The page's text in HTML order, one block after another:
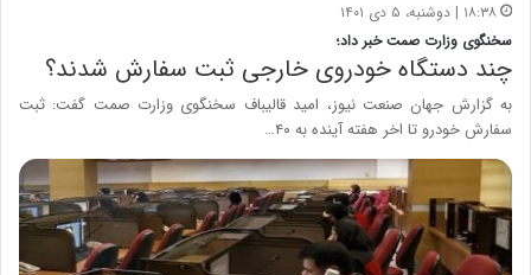
۱۸:۳۸ | دوشنبه، ۵ دی ۱۴۰۱
سخنگوی وزارت صمت خبر داد؛
چند دستگاه خودروی خارجی ثبت سفارش شدند؟
به گزارش جهان صنعت نیوز، امید قالیباف سخنگوی وزارت صمت گفت: ثبت
سفارش خودرو تا اخر هفته آینده به ۴۰…